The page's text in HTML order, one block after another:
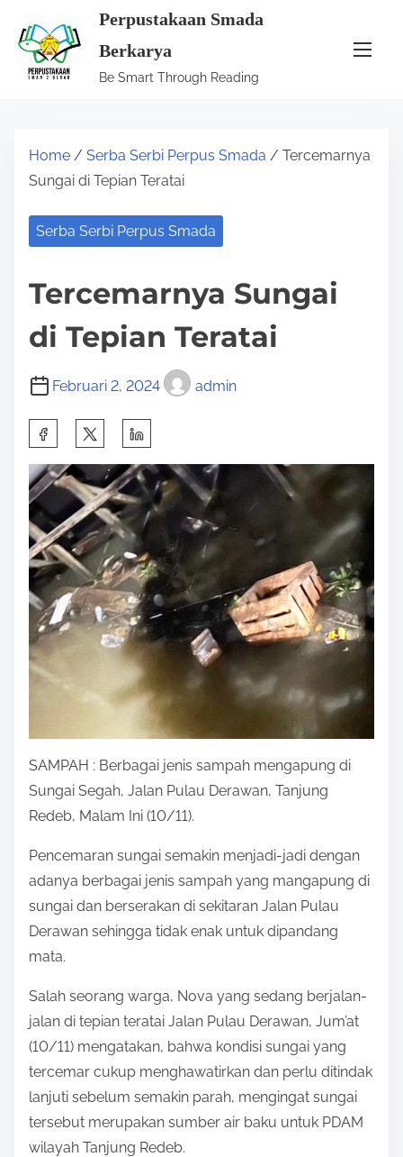
Perpustakaan Smada
Berkarya
Be Smart Through Reading
Home / Serba Serbi Perpus Smada / Tercemarnya
Sungai di Tepian Teratai
Serba Serbi Perpus Smada
Tercemarnya Sungai
di Tepian Teratai
Februari 2, 2024 admin
a
r
e
t
h
i
s
p
o
n
:
SAMPAH : Berbagai jenis sampah mengapung di
Sungai Segah, Jalan Pulau Derawan, Tanjung
Redeb, Malam Ini (10/11).
Pencemaran sungai semakin menjadi-jadi dengan
adanya berbagai jenis sampah yang mangapung di
sungai dan berserakan di sekitaran Jalan Pulau
Derawan sehingga tidak enak untuk dipandang
mata.
Salah seorang warga, Nova yang sedang berjalan-
jalan di tepian teratai Jalan Pulau Derawan, Jum’at
(10/11) mengatakan, bahwa kondisi sungai yang
tercemar cukup menghawatirkan dan perlu ditindak
lanjuti sebelum semakin parah, mengingat sungai
tersebut merupakan sumber air baku untuk PDAM
wilayah Tanjung Redeb.